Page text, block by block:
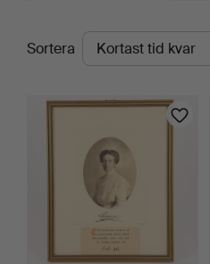
Pågående
auktioner
Sortera